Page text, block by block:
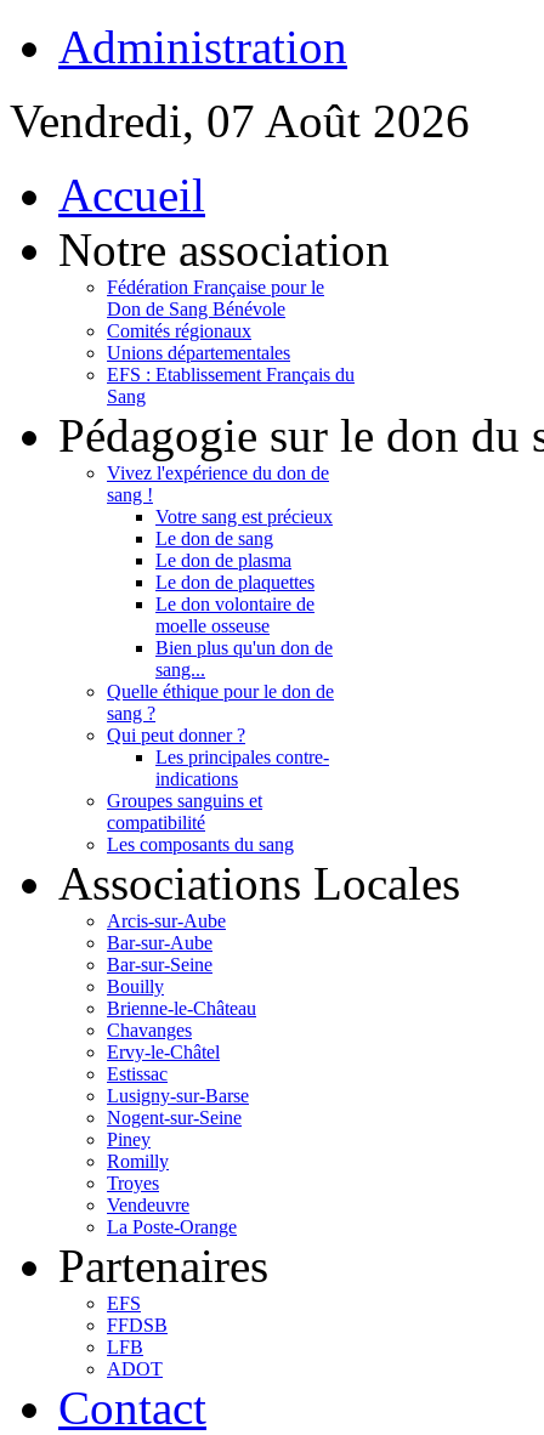
Administration
Vendredi, 07 Août 2026
Accueil
Notre association
Fédération Française pour le
Don de Sang Bénévole
Comités régionaux
Unions départementales
EFS : Etablissement Français du
Sang
Pédagogie sur le don du
Vivez l'expérience du don de
sang !
Votre sang est précieux
Le don de sang
Le don de plasma
Le don de plaquettes
Le don volontaire de
moelle osseuse
Bien plus qu'un don de
sang...
Quelle éthique pour le don de
sang ?
Qui peut donner ?
Les principales contre-
indications
Groupes sanguins et
compatibilité
Les composants du sang
Associations Locales
Arcis-sur-Aube
Bar-sur-Aube
Bar-sur-Seine
Bouilly
Brienne-le-Château
Chavanges
Ervy-le-Châtel
Estissac
Lusigny-sur-Barse
Nogent-sur-Seine
Piney
Romilly
Troyes
Vendeuvre
La Poste-Orange
Partenaires
EFS
FFDSB
LFB
ADOT
Contact